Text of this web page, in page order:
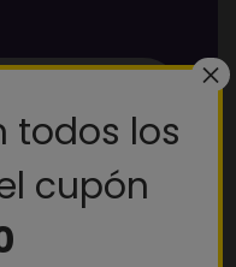
todos los
cupón
×